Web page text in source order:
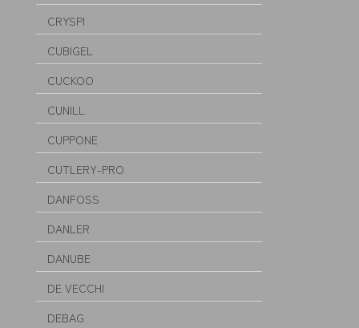
CRYSPI
CUBIGEL
CUCKOO
CUNILL
CUPPONE
CUTLERY-PRO
DANFOSS
DANLER
DANUBE
DE VECCHI
DEBAG